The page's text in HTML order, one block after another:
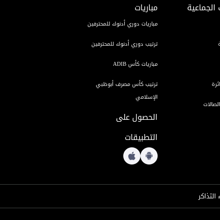
الجماعية مباريات
مباريات دوري أدنوك للمحترفين
ترتيب دوري أدنوك للمحترفين
مباريات كأس ADIB
ترتيب كأس مصرف أبوظبي
الإسلامي
الحصول على
التطبيقات